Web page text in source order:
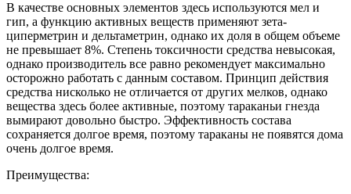
В качестве основных элементов здесь используются мел и
гип, а функцию активных веществ применяют зета-
циперметрин и дельтаметрин, однако их доля в общем объеме
не превышает 8%. Степень токсичности средства невысокая,
однако производитель все равно рекомендует максимально
осторожно работать с данным составом. Принцип действия
средства нисколько не отличается от других мелков, однако
вещества здесь более активные, поэтому тараканьи гнезда
вымирают довольно быстро. Эффективность состава
сохраняется долгое время, поэтому тараканы не появятся дома
очень долгое время.
Преимущества: